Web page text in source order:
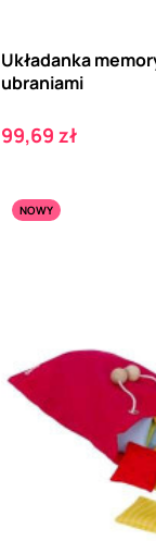
Układanka
ubraniami
Cena
99,69 zł
NOWY